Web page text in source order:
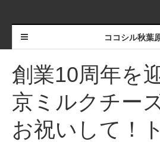
ココシル秋葉
創業10周年を
京ミルクチー
お祝いして！